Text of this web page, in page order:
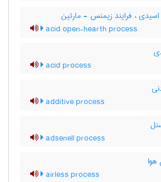
اسیدی ، فرایند زیمنس - مارتین
acid open-hearth process
acid process
additive process
adsenell process
هوا
airless process